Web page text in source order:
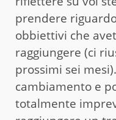
prendere
obbiettivi che
raggiungere (ci
prossimi sei
cambiamento e
totalmente